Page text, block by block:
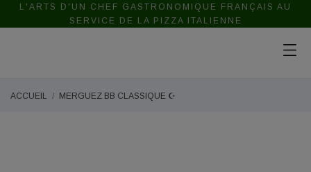
L'ARTS D'UN CHEF GASTRONOMIQUE FRANÇAIS AU
SERVICE DE LA PIZZA ITALIENNE
ACCUEIL MERGUEZ BB CLASSIQUE ☪️